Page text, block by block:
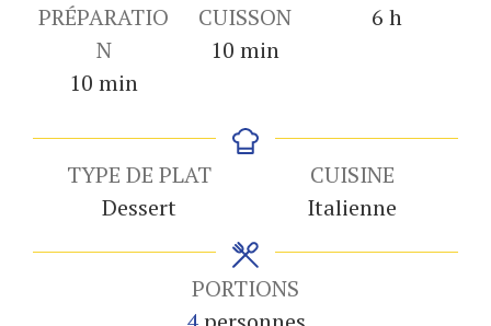
PRÉPARATIO
N
10 minutes
min
CUISSON
10 minutes
min
6 heures
h
TYPE DE PLAT
Dessert
CUISINE
Italienne
PORTIONS